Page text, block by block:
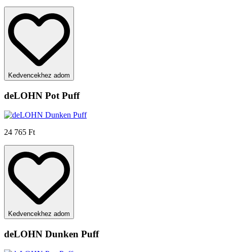
Kedvencekhez adom
deLOHN Pot Puff
24 765 Ft
Kedvencekhez adom
deLOHN Dunken Puff